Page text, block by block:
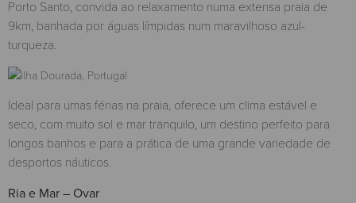
Porto Santo, convida ao relaxamento numa extensa praia de
9km, banhada por águas límpidas num maravilhoso azul-
turqueza.
Ideal para umas férias na praia, oferece um clima estável e
seco, com muito sol e mar tranquilo, um destino perfeito para
longos banhos e para a prática de uma grande variedade de
desportos náuticos.
Ria e Mar – Ovar